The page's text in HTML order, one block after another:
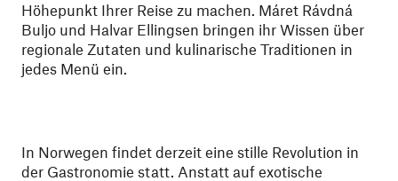
Höhepunkt Ihrer Reise zu machen. Máret Rávdná
Buljo und Halvar Ellingsen bringen ihr Wissen über
regionale Zutaten und kulinarische Traditionen in
jedes Menü ein.
In Norwegen findet derzeit eine stille Revolution in
der Gastronomie statt. Anstatt auf exotische